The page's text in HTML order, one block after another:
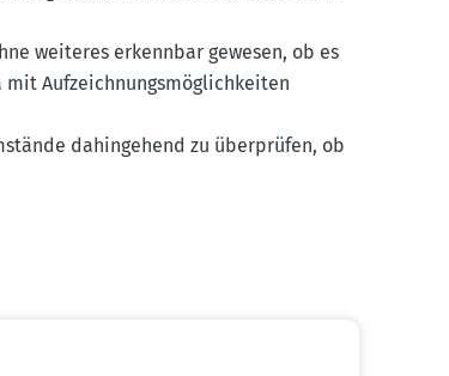
weiteres erkennbar gewesen, ob es
Aufzeich­nungs­mög­lich­keiten
dahin­gehend zu überprüfen, ob